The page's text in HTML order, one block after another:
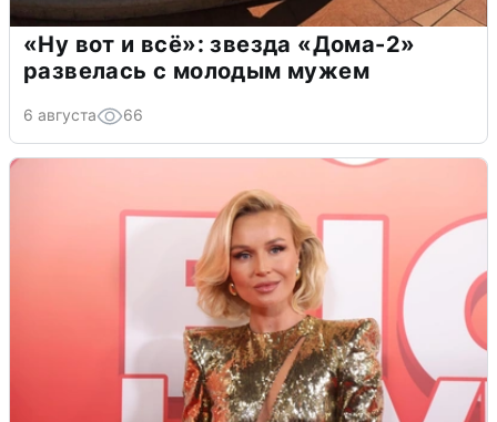
«Ну вот и всё»: звезда «Дома-2»
развелась с молодым мужем
6 августа 66